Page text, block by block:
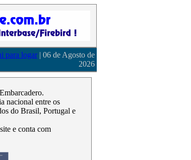
para logar | 06 de Agosto de
2026
nacional entre os
do Brasil, Portugal e
e conta com